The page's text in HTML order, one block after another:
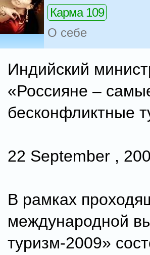
Карма 109
О себе
Индийский
«Россияне –
бесконфликтные
22 September ,
В рамках
международной
туризм-2009»